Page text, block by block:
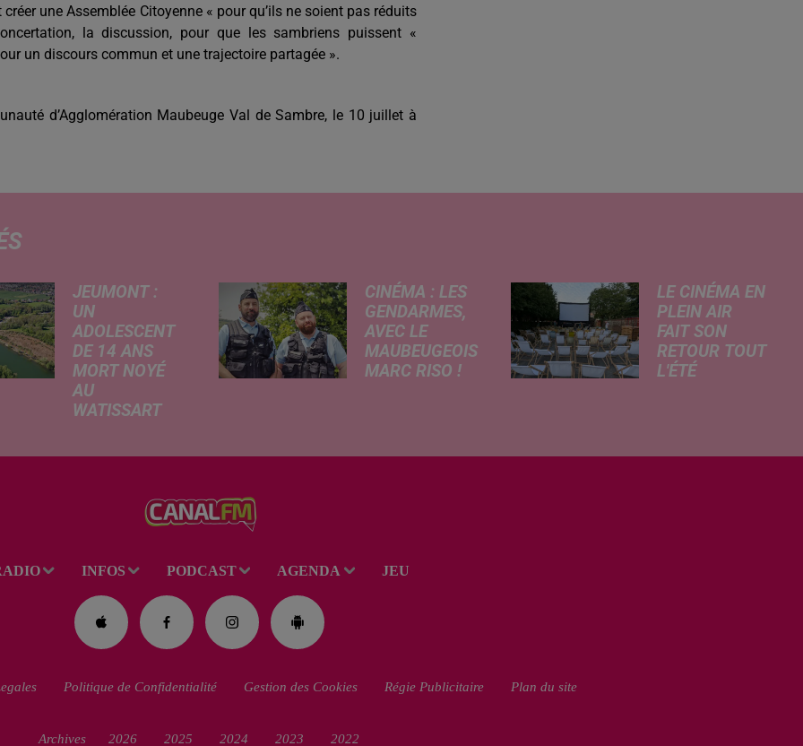
une Assemblée Citoyenne « pour qu’ils ne soient pas réduits
la discussion, pour que les sambriens puissent «
un discours commun et une trajectoire partagée ».
d’Agglomération Maubeuge Val de Sambre, le 10 juillet à
JEUMONT :
UN
ADOLESCENT
DE 14 ANS
MORT NOYÉ
AU
WATISSART
informations
lundi par nos
confrères de La
perdu la vie dans
le plan d'eau de
la base de loisirs
du...
CINÉMA : LES
GENDARMES,
AVEC LE
MAUBEUGEOIS
MARC RISO !
de la célèbre bande
cinéma. À cette
LE CINÉMA EN
PLEIN AIR
FAIT SON
RETOUR TOUT
L'ÉTÉ
Communauté
INFOS PODCAST AGENDA JEU
Politique de Confidentialité Gestion des Cookies Régie Publicitaire Plan du site
Archives 2026 2025 2024 2023 2022